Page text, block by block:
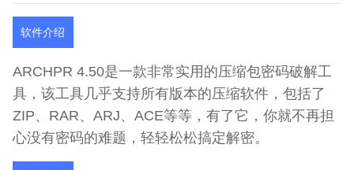
软件介绍
ARCHPR 4.50是一款非常实用的压缩包密码破解工
具，该工具几乎支持所有版本的压缩软件，包括了
ZIP、RAR、ARJ、ACE等等，有了它，你就不再担
心没有密码的难题，轻轻松松搞定解密。